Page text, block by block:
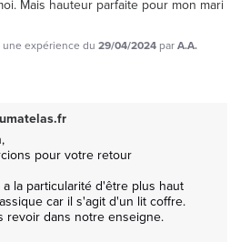
Mais hauteur parfaite pour mon mari
une expérience du 29/04/2024 parA.A.
pour votre retour
a la particularité d'être plus haut
car il s'agit d'un lit coffre.
revoir dans notre enseigne.